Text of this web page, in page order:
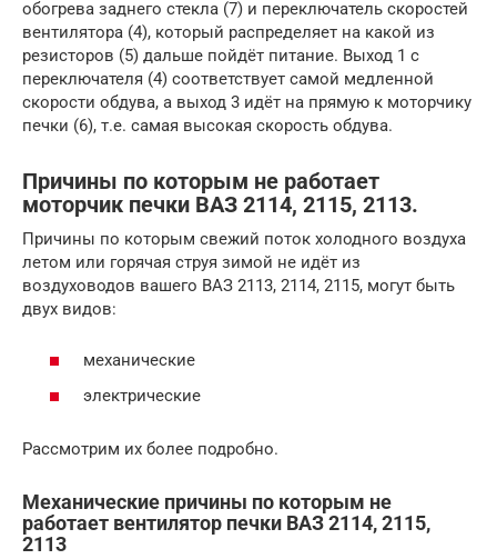
обогрева заднего стекла (7) и переключатель скоростей
вентилятора (4), который распределяет на какой из
резисторов (5) дальше пойдёт питание. Выход 1 с
переключателя (4) соответствует самой медленной
скорости обдува, а выход 3 идёт на прямую к моторчику
печки (6), т.е. самая высокая скорость обдува.
Причины по которым не работает
моторчик печки ВАЗ 2114, 2115, 2113.
Причины по которым свежий поток холодного воздуха
летом или горячая струя зимой не идёт из
воздуховодов вашего ВАЗ 2113, 2114, 2115, могут быть
двух видов:
механические
электрические
Рассмотрим их более подробно.
Механические причины по которым не
работает вентилятор печки ВАЗ 2114, 2115,
2113